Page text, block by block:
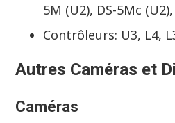
5M (U2), DS-5Mc (U2),
Contrôleurs: U3, L4,
Autres Caméras et
Caméras